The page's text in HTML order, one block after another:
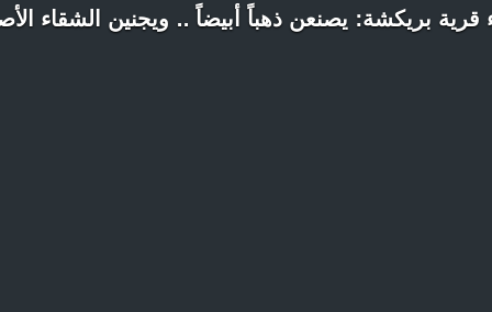
قرية بريكشة: يصنعن ذهباً أبيضاً .. ويجنين الشقاء